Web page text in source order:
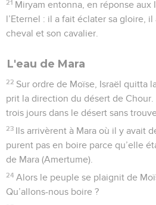
21 Miryam entonna, en réponse aux
l’Eternel : il a fait éclater sa gloire,
cheval et son cavalier.
L'eau de Mara
22 Sur ordre de Moïse, Israël quitta
prit la direction du désert de
trois jours dans le désert sans
23 Ils arrivèrent à Mara où il y avait
purent pas en boire parce qu’elle
de Mara (Amertume).
24 Alors le peuple se plaignit de
Qu’allons-nous boire ?